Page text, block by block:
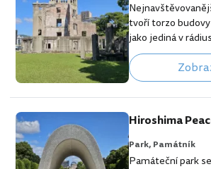
tvoří torzo
jako jediná v
výbuch atomové
1945. Místo nese
název Hiroshima
avšak mnohem
pojmenování
Genbaku Dome
znamená v
bomba") nebo A-
Hiroshima
Park, Památník
Památeční park